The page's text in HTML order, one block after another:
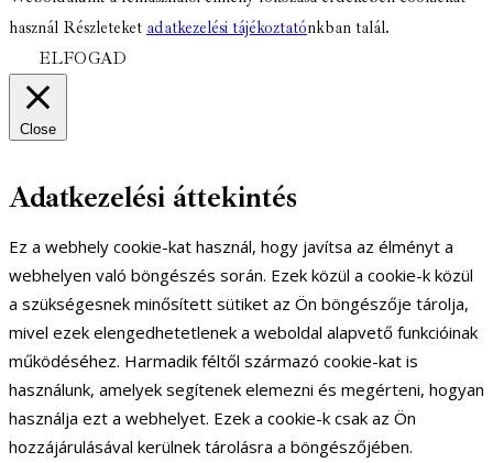
használ Részleteket adatkezelési tájékoztatónkban talál.
ELFOGAD
Close
Adatkezelési áttekintés
Ez a webhely cookie-kat használ, hogy javítsa az élményt a
webhelyen való böngészés során. Ezek közül a cookie-k közül
a szükségesnek minősített sütiket az Ön böngészője tárolja,
mivel ezek elengedhetetlenek a weboldal alapvető funkcióinak
működéséhez. Harmadik féltől származó cookie-kat is
használunk, amelyek segítenek elemezni és megérteni, hogyan
használja ezt a webhelyet. Ezek a cookie-k csak az Ön
hozzájárulásával kerülnek tárolásra a böngészőjében.